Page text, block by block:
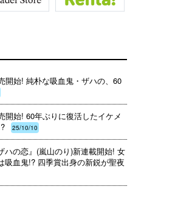
開始! 純朴な吸血鬼・ザハの、60
開始! 60年ぶりに復活したイケメ
25/10/10
ハの恋』(嵐山のり)新連載開始! 女
吸血鬼!? 四季賞出身の新鋭が聖夜